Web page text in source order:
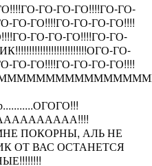
ГО-ГО-ГО!!!!ГО-ГО-
ГО-ГО!!!!ГО-ГО-ГО-ГО!!!!
ГО-ГО-ГО!!!!ГО-ГО-
ГО-
ГО-ГО!!!!ГО-ГО-ГО-ГО!!!!
ПОКОРНЫ, АЛЬ НЕ
ОТ ВАС ОСТАНЕТСЯ